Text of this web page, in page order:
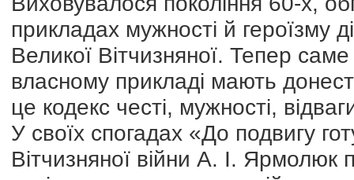
прикладах мужності й героїзму
Великої Вітчизняної. Тепер
власному прикладі мають
це кодекс честі, мужності,
У своїх спогадах «До подвигу
Вітчизняної війни А. І.